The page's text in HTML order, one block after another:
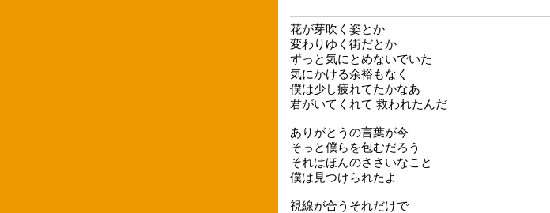
花が芽吹く姿とか
変わりゆく街だとか
ずっと気にとめないでいた
気にかける余裕もなく
僕は少し疲れてたかなあ
君がいてくれて 救われたんだ
ありがとうの言葉が今
そっと僕らを包むだろう
それはほんのささいなこと
僕は見つけられたよ
視線が合うそれだけで